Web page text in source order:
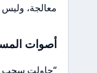
معالجة،
أصوات
“حاولت سحب